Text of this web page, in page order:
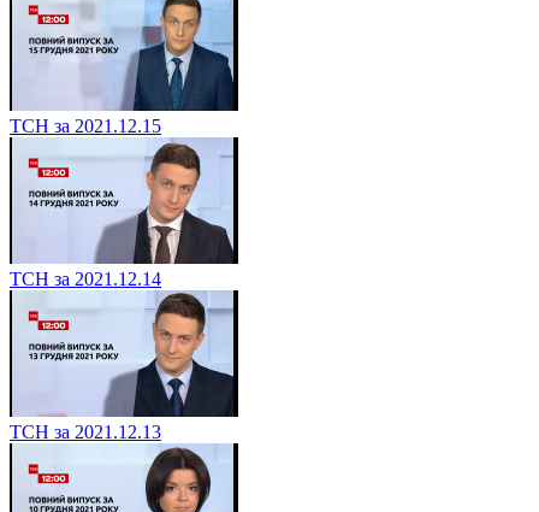
ТСН за 2021.12.15
ТСН за 2021.12.14
ТСН за 2021.12.13